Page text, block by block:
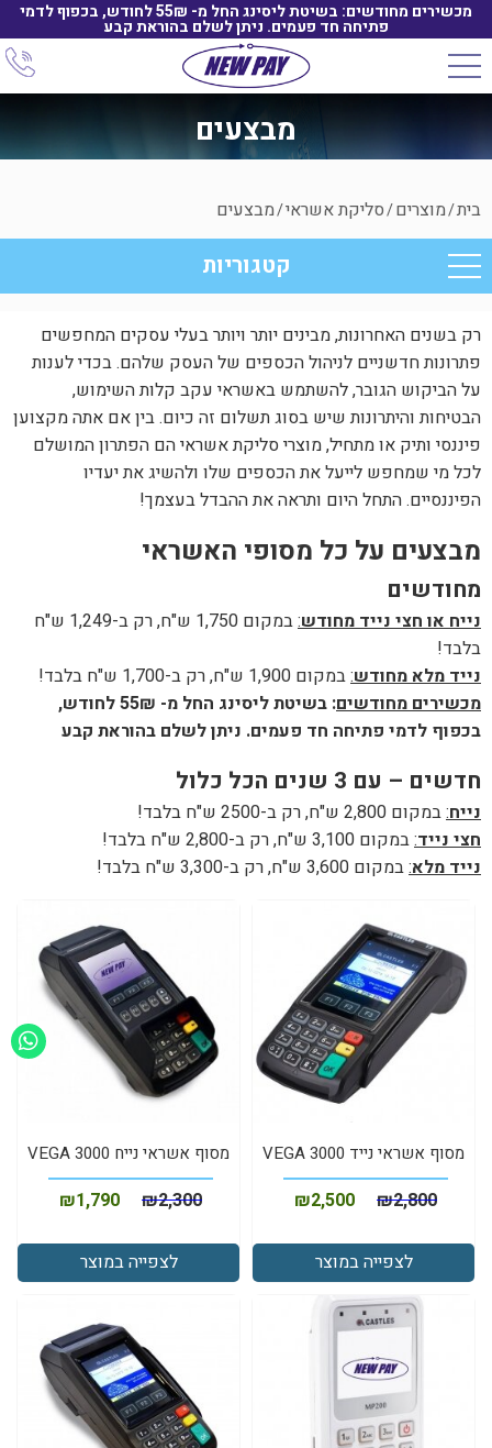
מכשירים מחודשים: בשיטת ליסינג החל מ- 55₪ לחודש, בכפוף לדמי
פתיחה חד פעמים. ניתן לשלם בהוראת קבע
מבצעים
בית/מוצרים/סליקת אשראי/מבצעים
קטגוריות
רק בשנים האחרונות, מבינים יותר ויותר בעלי עסקים המחפשים
פתרונות חדשניים לניהול הכספים של העסק שלהם. בכדי לענות
על הביקוש הגובר, להשתמש באשראי עקב קלות השימוש,
הבטיחות והיתרונות שיש בסוג תשלום זה כיום. בין אם אתה מקצוען
פיננסי ותיק או מתחיל, מוצרי סליקת אשראי הם הפתרון המושלם
לכל מי שמחפש לייעל את הכספים שלו ולהשיג את יעדיו
הפיננסיים. התחל היום ותראה את ההבדל בעצמך!
מבצעים על כל מסופי האשראי
מחודשים
נייח או חצי נייד מחודש:
במקום 1,750 ש"ח, רק ב-1,249 ש"ח
בלבד!
נייד מלא מחודש:במקום 1,900 ש"ח, רק ב-1,700 ש"ח בלבד!
מכשירים מחודשים:
בשיטת ליסינג החל מ- 55₪ לחודש,
בכפוף לדמי פתיחה חד פעמים. ניתן לשלם בהוראת קבע
חדשים – עם 3 שנים הכל כלול
נייח:במקום 2,800 ש"ח, רק ב-2500 ש"ח בלבד!
חצי נייד:במקום 3,100 ש"ח, רק ב-2,800 ש"ח בלבד!
נייד מלא:במקום 3,600 ש"ח, רק ב-3,300 ש"ח בלבד!
מסוף אשראי נייד VEGA 3000
₪2,800
₪2,500
לצפייה במוצר
מסוף אשראי נייח VEGA 3000
₪2,300
₪1,790
לצפייה במוצר